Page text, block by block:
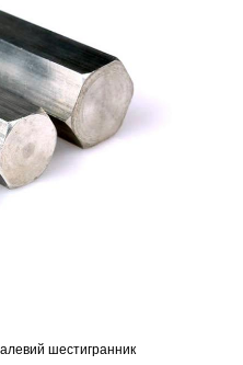
шестигранник